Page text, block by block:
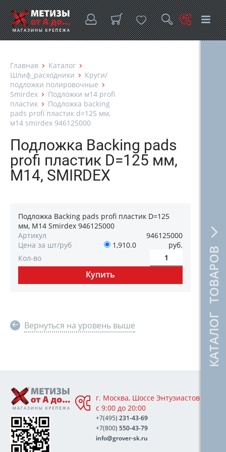
КАТАЛОГ ТОВАРОВ
Главная
Каталог
Шлиф_расходники
Круги/
подложки полировочные
Smirdex
Подложки м14 profi
пластик
Подложка backing
pads profi пластик d=125 мм,
м14 smirdex 946125000
Подложка Backing pads
profi пластик D=125 мм,
М14, SMIRDEX
Подложка Backing pads profi пластик D=125
мм, М14 Smirdex 946125000
Артикул
946125000
Цена за шт/руб
1,910.0
руб.
Кол-во
Вернуться на уровень выше
г. Москва, Шоссе Энтузиастов 76А,
с 9:00 до 20:00
+7(495) 231-43-69
+7(800) 550-43-79
info@grover-sk.ru